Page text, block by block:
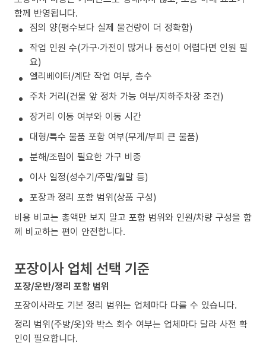
함께 반영됩니다.
짐의 양(평수보다 실제 물건량이 더 정확함)
작업 인원 수(가구·가전이 많거나 동선이 어렵다면 인원 필
요)
엘리베이터/계단 작업 여부, 층수
주차 거리(건물 앞 정차 가능 여부/지하주차장 조건)
장거리 이동 여부와 이동 시간
대형/특수 물품 포함 여부(무게/부피 큰 물품)
분해/조립이 필요한 가구 비중
이사 일정(성수기/주말/월말 등)
포장과 정리 포함 범위(상품 구성)
비용 비교는 총액만 보지 말고 포함 범위와 인원/차량 구성을 함
께 비교하는 편이 안전합니다.
포장이사 업체 선택 기준
포장/운반/정리 포함 범위
포장이사라도 기본 정리 범위는 업체마다 다를 수 있습니다.
정리 범위(주방/옷)와 박스 회수 여부는 업체마다 달라 사전 확
인이 필요합니다.